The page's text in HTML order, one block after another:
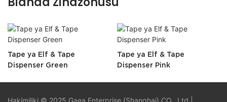
Tape ya Elf & Tape
Dispenser Green
Tape ya Elf & Tape
Dispenser Pink
Hakimiliki © 2025 Gaea Enterprise (Shanghai) CO., Ltd |